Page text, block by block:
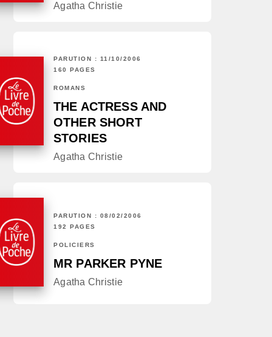
Agatha Christie
PARUTION : 11/10/2006
160 PAGES
ROMANS
THE ACTRESS AND
OTHER SHORT
STORIES
Agatha Christie
PARUTION : 08/02/2006
192 PAGES
POLICIERS
MR PARKER PYNE
Agatha Christie